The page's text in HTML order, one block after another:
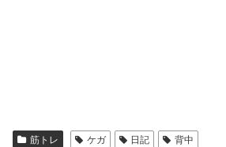
筋トレ ケガ 日記 背中